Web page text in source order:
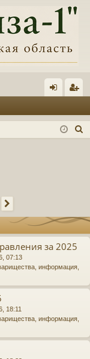
д ис
за 2025
07:13
информация,
18:11
информация,